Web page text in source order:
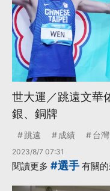
世大運／跳遠文華
銀、銅牌
跳遠 成績 台灣
2023/8/7 07:31
閱讀更多 #選手 有關